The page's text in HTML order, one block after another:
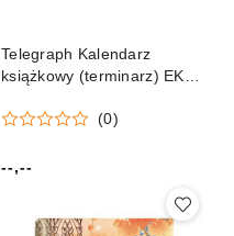
Telegraph Kalendarz
książkowy (terminarz) EKO
104mm Telegraph (K2)
(0)
Cena:
--,--